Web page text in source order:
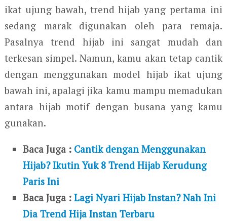
ikat ujung bawah, trend hijab yang pertama ini
sedang marak digunakan oleh para remaja.
Pasalnya trend hijab ini sangat mudah dan
terkesan simpel. Namun, kamu akan tetap cantik
dengan menggunakan model hijab ikat ujung
bawah ini, apalagi jika kamu mampu memadukan
antara hijab motif dengan busana yang kamu
gunakan.
Baca Juga : Cantik dengan Menggunakan
Hijab? Ikutin Yuk 8 Trend Hijab Kerudung
Paris Ini
Baca Juga :Lagi Nyari Hijab Instan? Nah Ini
Dia Trend Hija Instan Terbaru